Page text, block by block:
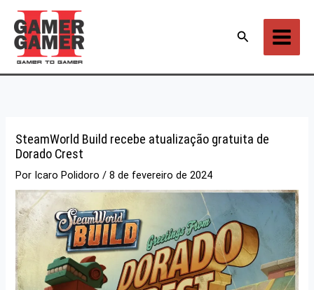
para
conteúdo
Pesquisar
SteamWorld Build recebe atualização gratuita de
Dorado Crest
Por Icaro Polidoro/8 de fevereiro de 2024